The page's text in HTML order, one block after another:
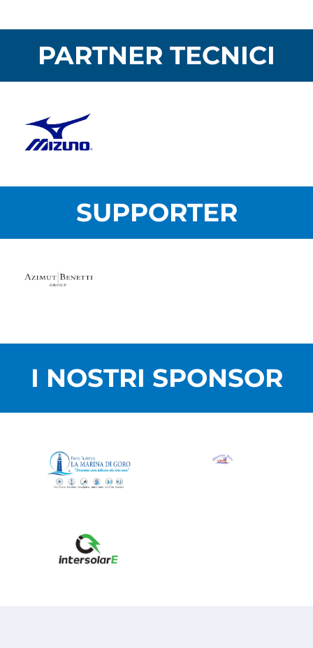
PARTNER TECNICI
SUPPORTER
I NOSTRI SPONSOR